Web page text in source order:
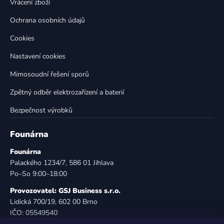
Vrácení zboží
Ochrana osobních údajů
Cookies
Nastavení cookies
Mimosoudní řešení sporů
Zpětný odběr elektrozařízení a baterií
Bezpečnost výrobků
Founárna
Founárna
Palackého 1234/7, 586 01 Jihlava
Po–So 9:00–18:00
Provozovatel: GSJ Business s.r.o.
Lidická 700/19, 602 00 Brno
IČO: 05549540